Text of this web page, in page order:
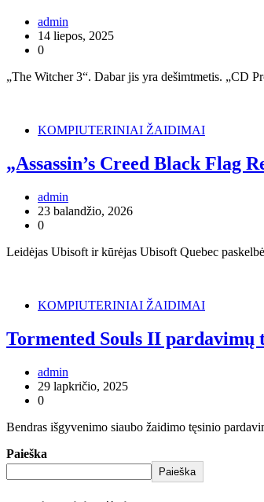
admin
14 liepos, 2025
0
„The Witcher 3“. Dabar jis yra dešimtmetis. „CD
KOMPIUTERINIAI ŽAIDIMAI
„Assassin’s Creed Black Flag
admin
23 balandžio, 2026
0
Leidėjas Ubisoft ir kūrėjas Ubisoft Quebec
KOMPIUTERINIAI ŽAIDIMAI
Tormented Souls II pardavimų
admin
29 lapkričio, 2025
0
Bendras išgyvenimo siaubo žaidimo tęsinio
Paieška
Paieška